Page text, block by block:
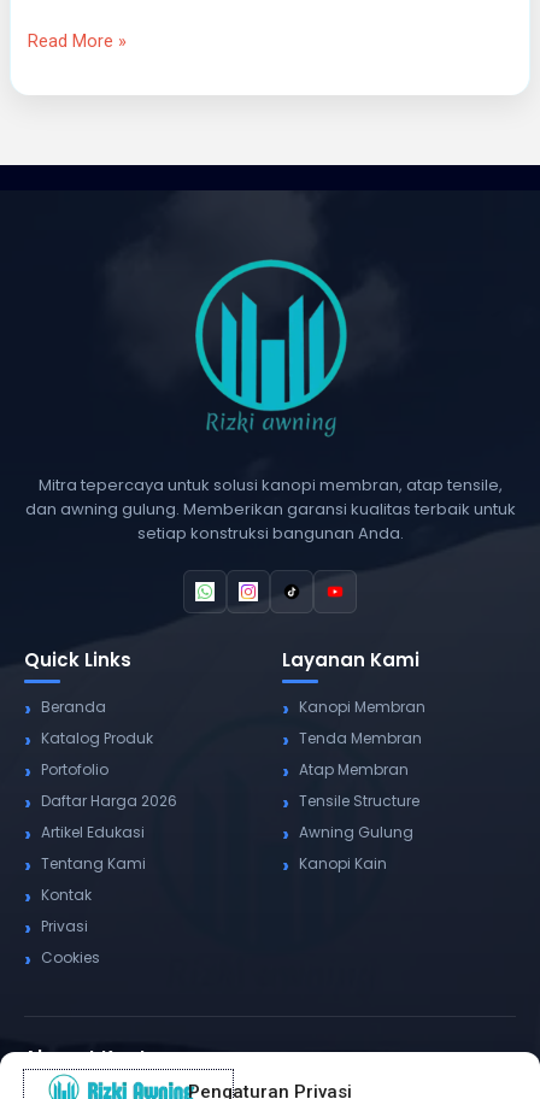
Pengaturan Privasi
Read More »
Mitra tepercaya untuk solusi kanopi membran, atap tensile,
dan awning gulung. Memberikan garansi kualitas terbaik untuk
setiap konstruksi bangunan Anda.
Quick Links
Beranda
Katalog Produk
Portofolio
Daftar Harga 2026
Artikel Edukasi
Tentang Kami
Kontak
Privasi
Cookies
Layanan Kami
Kanopi Membran
Tenda Membran
Atap Membran
Tensile Structure
Awning Gulung
Kanopi Kain
Alamat Kantor